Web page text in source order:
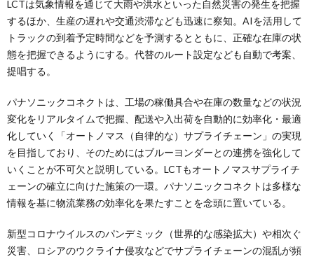
LCTは気象情報を通じて大雨や洪水といった自然災害の発生を把握
するほか、生産の遅れや交通渋滞なども迅速に察知。AIを活用して
トラックの到着予定時間などを予測するとともに、正確な在庫の状
態を把握できるようにする。代替のルート設定なども自動で考案、
提唱する。
パナソニックコネクトは、工場の稼働具合や在庫の数量などの状況
変化をリアルタイムで把握、配送や入出荷を自動的に効率化・最適
化していく「オートノマス（自律的な）サプライチェーン」の実現
を目指しており、そのためにはブルーヨンダーとの連携を強化して
いくことが不可欠と説明している。LCTもオートノマスサプライチ
ェーンの確立に向けた施策の一環。パナソニックコネクトは多様な
情報を基に物流業務の効率化を果たすことを念頭に置いている。
新型コロナウイルスのパンデミック（世界的な感染拡大）や相次ぐ
災害、ロシアのウクライナ侵攻などでサプライチェーンの混乱が頻